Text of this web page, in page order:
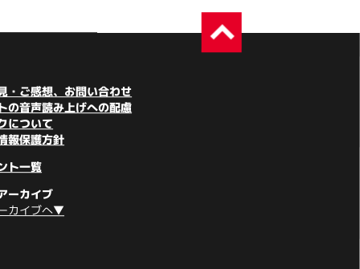
・ご感想、お問い合わせ
の音声読み上げへの配慮
について
報保護方針
ト一覧
ーカイブ
カイブへ▼